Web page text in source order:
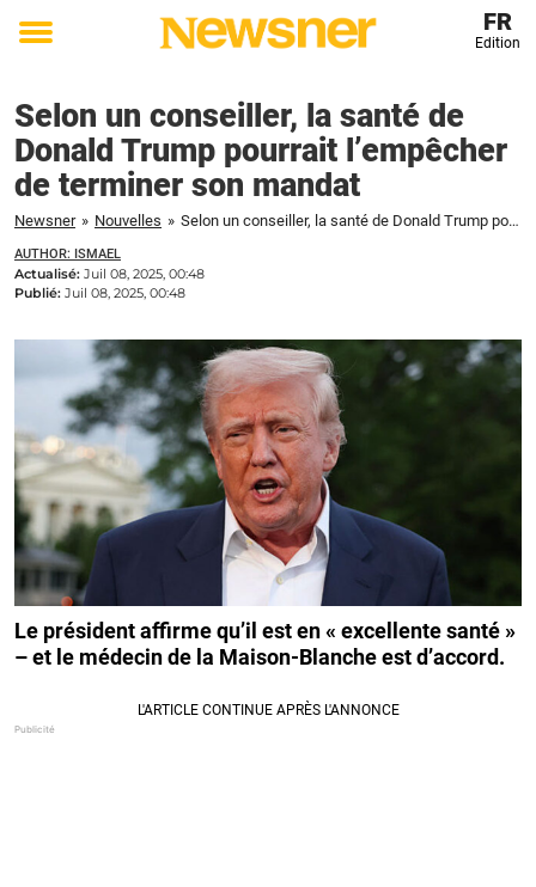
Toggle
FR
Edition
Selon un conseiller, la santé de
Donald Trump pourrait l’empêcher
de terminer son mandat
Newsner » Nouvelles » Selon un conseiller, la santé de Donald Trump pourrait l'empêcher de terminer son mandat
AUTHOR: ISMAEL
Actualisé: Juil 08, 2025, 00:48
Publié: Juil 08, 2025, 00:48
Le président affirme qu’il est en « excellente santé »
– et le médecin de la Maison-Blanche est d’accord.